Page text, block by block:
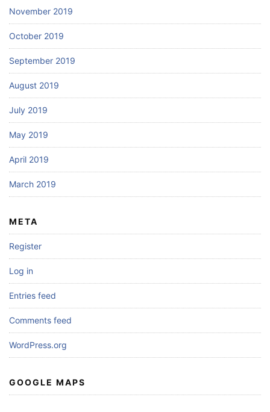
November 2019
October 2019
September 2019
August 2019
July 2019
May 2019
April 2019
March 2019
META
Register
Log in
Entries feed
Comments feed
WordPress.org
GOOGLE MAPS